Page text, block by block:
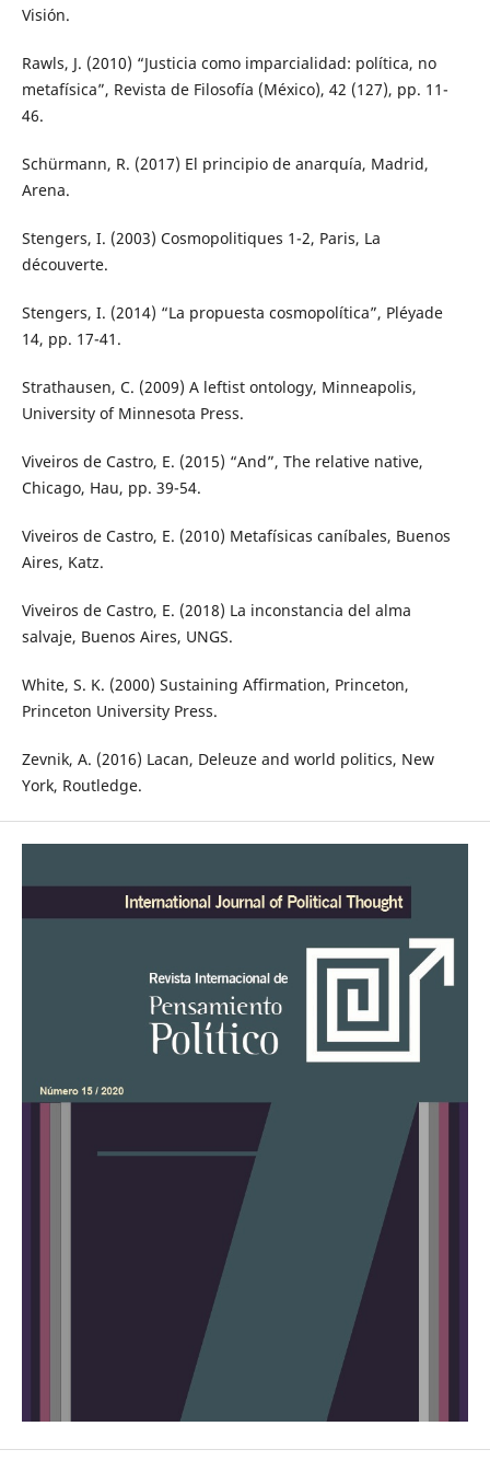
Visión.
Rawls, J. (2010) “Justicia como imparcialidad: política, no
metafísica”, Revista de Filosofía (México), 42 (127), pp. 11-
46.
Schürmann, R. (2017) El principio de anarquía, Madrid,
Arena.
Stengers, I. (2003) Cosmopolitiques 1-2, Paris, La
découverte.
Stengers, I. (2014) “La propuesta cosmopolítica”, Pléyade
14, pp. 17-41.
Strathausen, C. (2009) A leftist ontology, Minneapolis,
University of Minnesota Press.
Viveiros de Castro, E. (2015) “And”, The relative native,
Chicago, Hau, pp. 39-54.
Viveiros de Castro, E. (2010) Metafísicas caníbales, Buenos
Aires, Katz.
Viveiros de Castro, E. (2018) La inconstancia del alma
salvaje, Buenos Aires, UNGS.
White, S. K. (2000) Sustaining Affirmation, Princeton,
Princeton University Press.
Zevnik, A. (2016) Lacan, Deleuze and world politics, New
York, Routledge.